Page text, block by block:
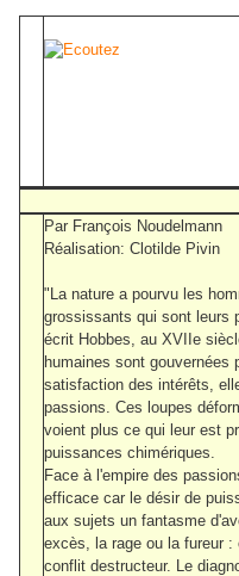
Par François Noudelmann
Réalisation: Clotilde Pivin
"La nature a pourvu les
grossissants qui sont leurs
écrit Hobbes, au XVIIe
humaines sont
satisfaction des intérêts,
passions. Ces loupes
voient plus ce qui leur est
puissances chimériques.
Face à l'empire des
efficace car le désir de
aux sujets un fantasme
excès, la rage ou la fureur
conflit destructeur. Le